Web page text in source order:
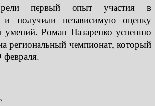
первый опыт участия в
и получили независимую оценку
умений. Роман Назаренко успешно
региональный чемпионат, который
февраля.